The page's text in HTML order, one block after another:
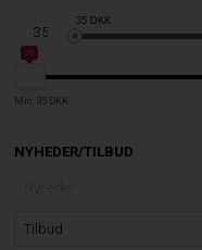
35 DKK
35
Min: 35 DKK
NYHEDER/TILBUD
Tilbud